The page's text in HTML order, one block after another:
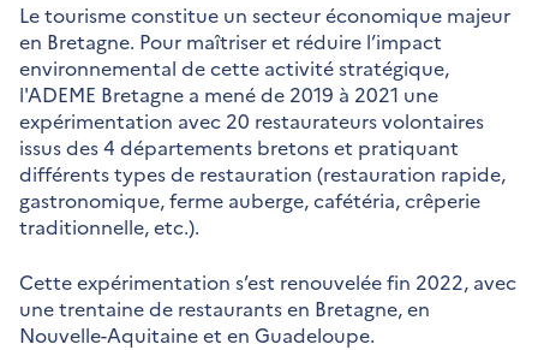
Le tourisme constitue un secteur économique majeur
en Bretagne. Pour maîtriser et réduire l’impact
environnemental de cette activité stratégique,
l'ADEME Bretagne a mené de 2019 à 2021 une
expérimentation avec 20 restaurateurs volontaires
issus des 4 départements bretons et pratiquant
différents types de restauration (restauration rapide,
gastronomique, ferme auberge, cafétéria, crêperie
traditionnelle, etc.).
Cette expérimentation s’est renouvelée fin 2022, avec
une trentaine de restaurants en Bretagne, en
Nouvelle-Aquitaine et en Guadeloupe.